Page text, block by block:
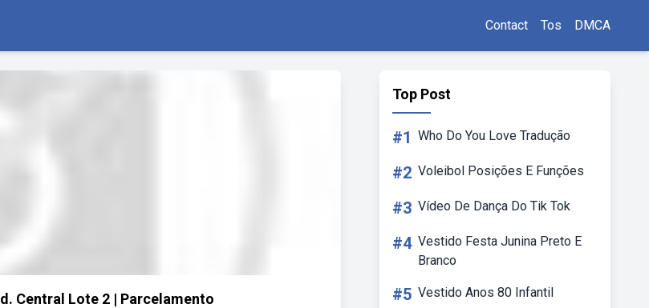
Contact Tos DMCA
Central Lote 2 | Parcelamento
Top Post
#1 Who Do You Love Tradução
#2 Voleibol Posições E Funções
#3 Vídeo De Dança Do Tik Tok
#4 Vestido Festa Junina Preto E
Branco
#5 Vestido Anos 80 Infantil